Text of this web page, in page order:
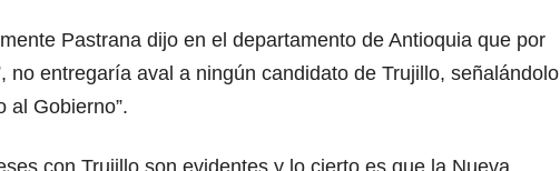
Pastrana dijo en el departamento de Antioquia que por
no entregaría aval a ningún candidato de Trujillo, señalándolo
al Gobierno”.
con Trujillo son evidentes y lo cierto es que la Nueva